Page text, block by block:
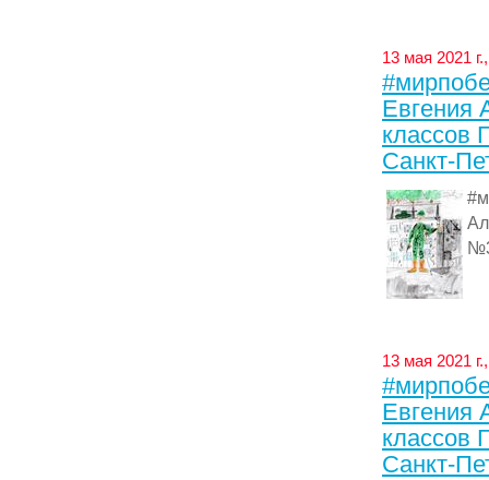
13 мая 2021
Евгения
классов
Санкт-
13 мая 2021
Евгения
классов
Санкт-